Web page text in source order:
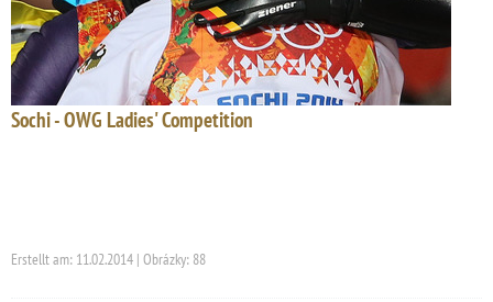
Sochi - OWG Ladies' Competition
Erstellt am: 11.02.2014 | Obrázky: 88